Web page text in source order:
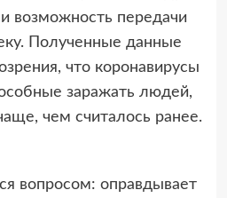
возможность передачи
Полученные данные
что коронавирусы
заражать людей,
чем считалось ранее.
вопросом: оправдывает